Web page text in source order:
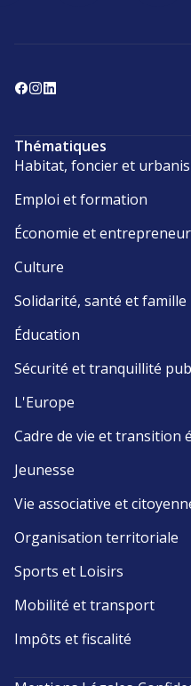
Thématiques
Habitat, foncier et
Emploi et formation
Économie et
Culture
Solidarité, santé et famille
Éducation
Sécurité et tranquillité
L'Europe
Cadre de vie et transition
Jeunesse
Vie associative et
Organisation territoriale
Sports et Loisirs
Mobilité et transport
Impôts et fiscalité